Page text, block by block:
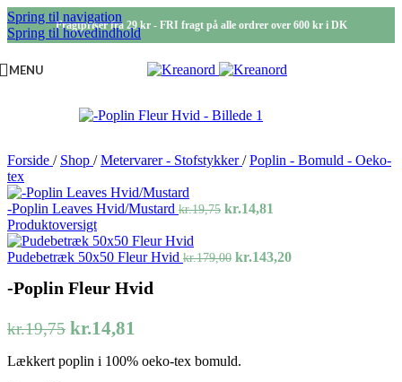
Spring til navigation
Spring til hovedindhold
Fragtpriser fra 29 kr - FRI fragt på alle ordrer over 600 kr i DK
MENU
-25%
Forside / Shop / Metervarer - Stofstykker/ Poplin - Bomuld - Oeko-
tex
-Poplin Leaves Hvid/Mustard kr.19,75 Den
var:
kr.14,81
er:
Produktoversigt
Pudebetræk 50x50 Fleur Hvid kr.179,00 Den
kr.143,20Den
-Poplin Fleur Hvid
kr.19,75 Den
pris
kr.14,81
pris
Lækkert poplin i 100% oeko-tex bomuld.